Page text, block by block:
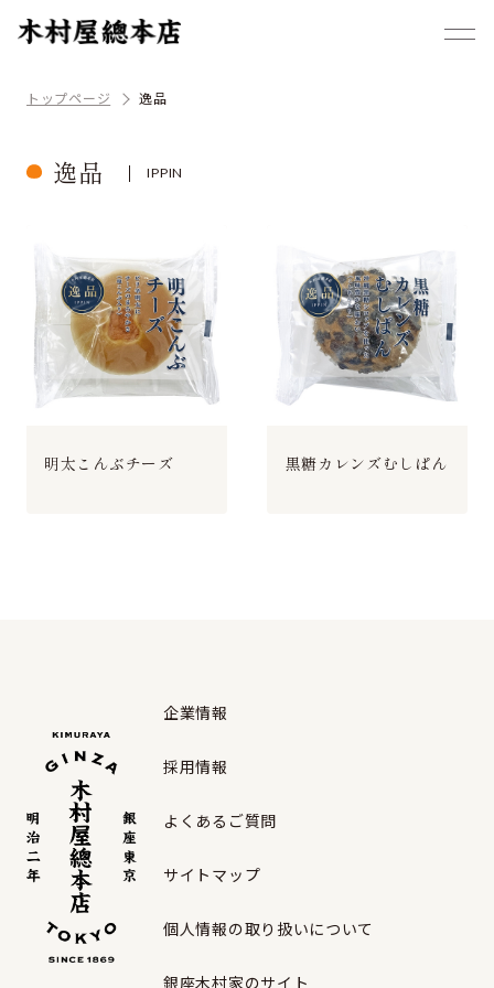
トップページ 逸品
逸品 IPPIN
明太こんぶチーズ 黒糖カレンズむしぱん
企業情報
採用情報
よくあるご質問
サイトマップ
個人情報の取り扱いについて
銀座木村家のサイト